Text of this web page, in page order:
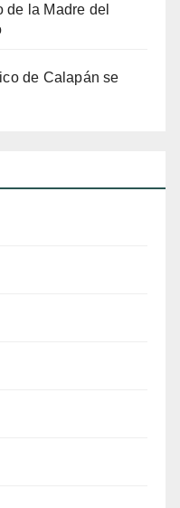
de la Madre del
de Calapán se